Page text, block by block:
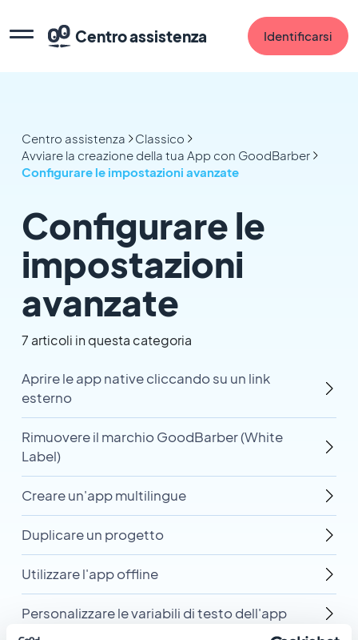
Centro assistenza Identificarsi
Centro assistenza
Classico
Avviare la creazione della tua App con GoodBarber
Configurare le impostazioni avanzate
Configurare le
impostazioni
avanzate
7 articoli in questa categoria
Aprire le app native cliccando su un link
esterno
Rimuovere il marchio GoodBarber (White
Label)
Creare un'app multilingue
Duplicare un progetto
Utilizzare l'app offline
Personalizzare le variabili di testo dell'app